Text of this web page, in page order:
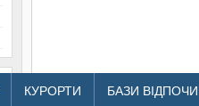
КУРОРТИ БАЗИ